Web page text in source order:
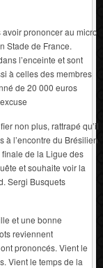
prononcer au micro
Stade de France.
l’enceinte et sont
à celles des membres
de 20 000 euros
non plus, rattrapé qu’il
à l’encontre du Brésilien
de la Ligue des
et souhaite voir la
Sergi Busquets
et une bonne
reviennent
prononcés. Vient le
Vient le temps de la